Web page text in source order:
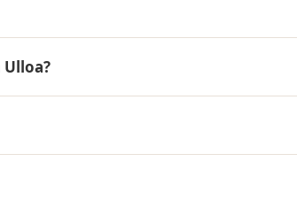
Ulloa?
de pago en cuotas desde el 10%